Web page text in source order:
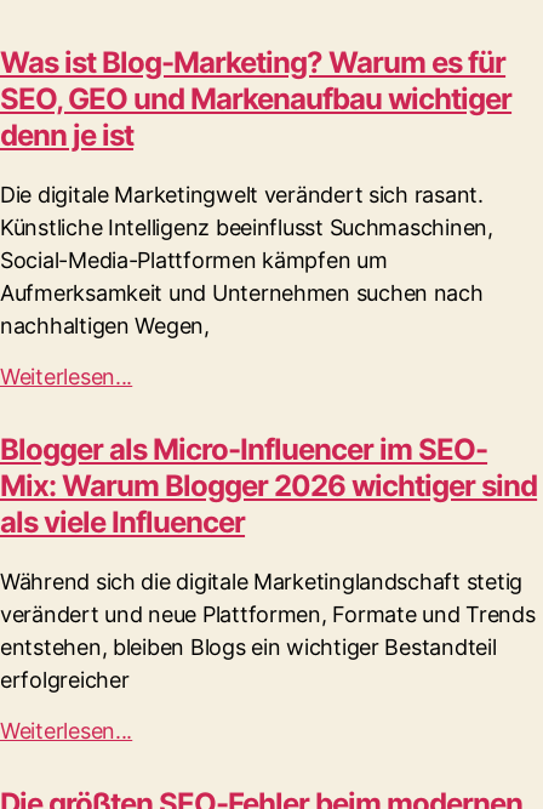
Was ist Blog-Marketing? Warum es für
SEO, GEO und Markenaufbau wichtiger
denn je ist
Die digitale Marketingwelt verändert sich rasant.
Künstliche Intelligenz beeinflusst Suchmaschinen,
Social-Media-Plattformen kämpfen um
Aufmerksamkeit und Unternehmen suchen nach
nachhaltigen Wegen,
Weiterlesen...
Blogger als Micro-Influencer im SEO-
Mix: Warum Blogger 2026 wichtiger sind
als viele Influencer
Während sich die digitale Marketinglandschaft stetig
verändert und neue Plattformen, Formate und Trends
entstehen, bleiben Blogs ein wichtiger Bestandteil
erfolgreicher
Weiterlesen...